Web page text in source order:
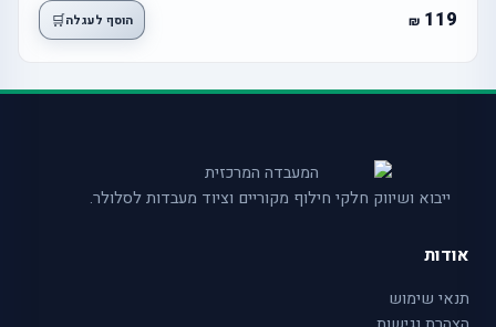
119 הוסף לעגלה🛒
ייבוא ושיווק חלקי חילוף מקוריים וציוד מעבדות לסלולר.
אודות
תנאי שימוש